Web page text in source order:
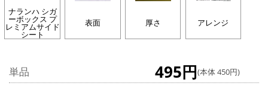
ナランハ シガ
ーボックス プ
レミアムサイド
シート
表面 厚さ アレンジ
単品 495円(本体 450円)